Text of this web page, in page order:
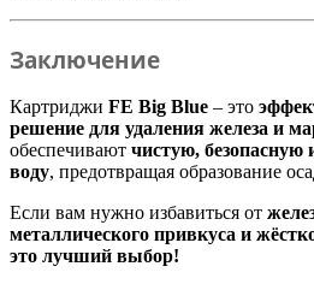
Заключение
Картриджи FE Big Blue – это
решение для удаления железа и
обеспечивают чистую, безопасную
воду, предотвращая образование
Если вам нужно избавиться от
металлического привкуса и
это лучший выбор!